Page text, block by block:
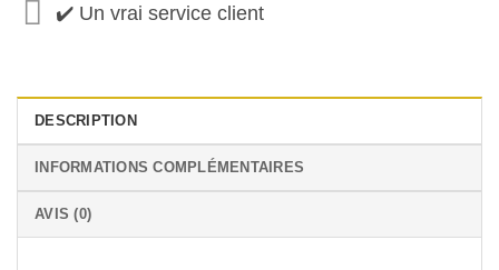
✔️ Un vrai service client
DESCRIPTION
INFORMATIONS COMPLÉMENTAIRES
AVIS (0)